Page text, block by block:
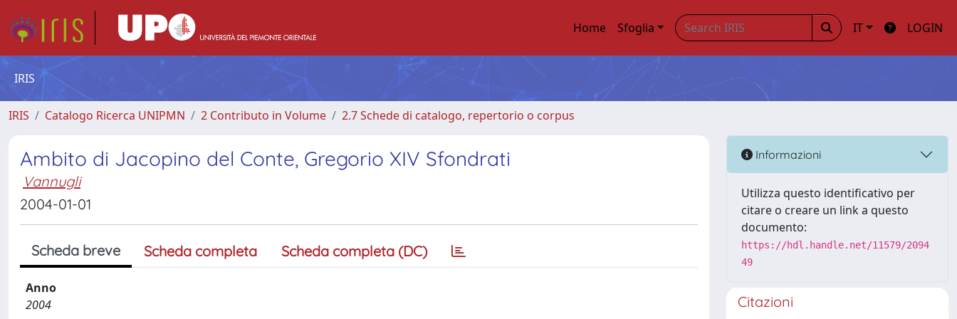
Home Sfoglia IT LOGIN
IRIS
IRIS Catalogo Ricerca UNIPMN 2 Contributo in Volume 2.7 Schede di catalogo, repertorio o corpus
Ambito di Jacopino del Conte, Gregorio XIV Sfondrati
Vannugli
2004-01-01
Scheda breve Scheda completa Scheda completa (DC)
Anno
2004
Informazioni
Utilizza questo identificativo per
citare o creare un link a questo
documento:
https://hdl.handle.net/11579/2094
49
Citazioni